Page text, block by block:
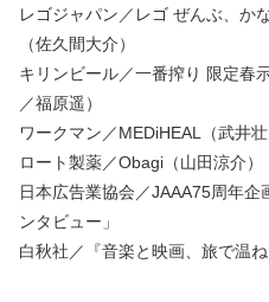
レゴジャパン／レゴ ぜんぶ、か
（佐久間大介）
キリンビール／一番搾り 限定春
／福原遥）
ワークマン／MEDiHEAL（武井壮
ロート製薬／Obagi（山田涼介）
日本広告業協会／JAAA75周年
ンタビュー」
白秋社／『音楽と映画、旅で温